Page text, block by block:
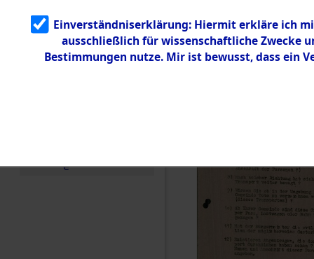
g
5.3.3
Todesmärsch
e
Einverständniserklärung: Hiermit erkläre ich
ausschließlich für wissenschaftliche Zwecke
Bestimmungen nutze. Mir ist bewusst, dass ein